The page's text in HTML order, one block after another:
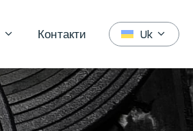
Контакти Uk